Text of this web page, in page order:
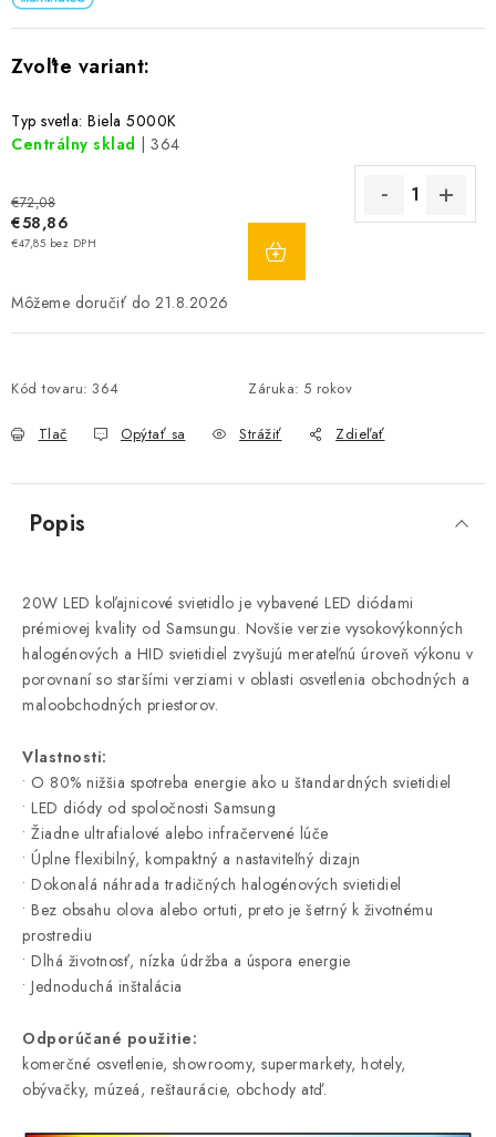
Typ svetla: Biela 5000K
Centrálny sklad
| 364
€72,08
€58,86
€47,85 bez DPH
21.8.2026
Kód tovaru: 364 Záruka: 5 rokov
Tlač Opýtať sa Strážiť Zdieľať
Popis
20W LED koľajnicové svietidlo je vybavené LED diódami
prémiovej kvality od Samsungu. Novšie verzie vysokovýkonných
halogénových a HID svietidiel zvyšujú merateľnú úroveň výkonu v
porovnaní so staršími verziami v oblasti osvetlenia obchodných a
maloobchodných priestorov.
Vlastnosti:
• O 80% nižšia spotreba energie ako u štandardných svietidiel
• LED diódy od spoločnosti Samsung
• Žiadne ultrafialové alebo infračervené lúče
• Úplne flexibilný, kompaktný a nastaviteľný dizajn
• Dokonalá náhrada tradičných halogénových svietidiel
• Bez obsahu olova alebo ortuti, preto je šetrný k životnému
prostrediu
• Dlhá životnosť, nízka údržba a úspora energie
• Jednoduchá inštalácia
Odporúčané použitie:
komerčné osvetlenie, showroomy, supermarkety, hotely,
obývačky, múzeá, reštaurácie, obchody atď.